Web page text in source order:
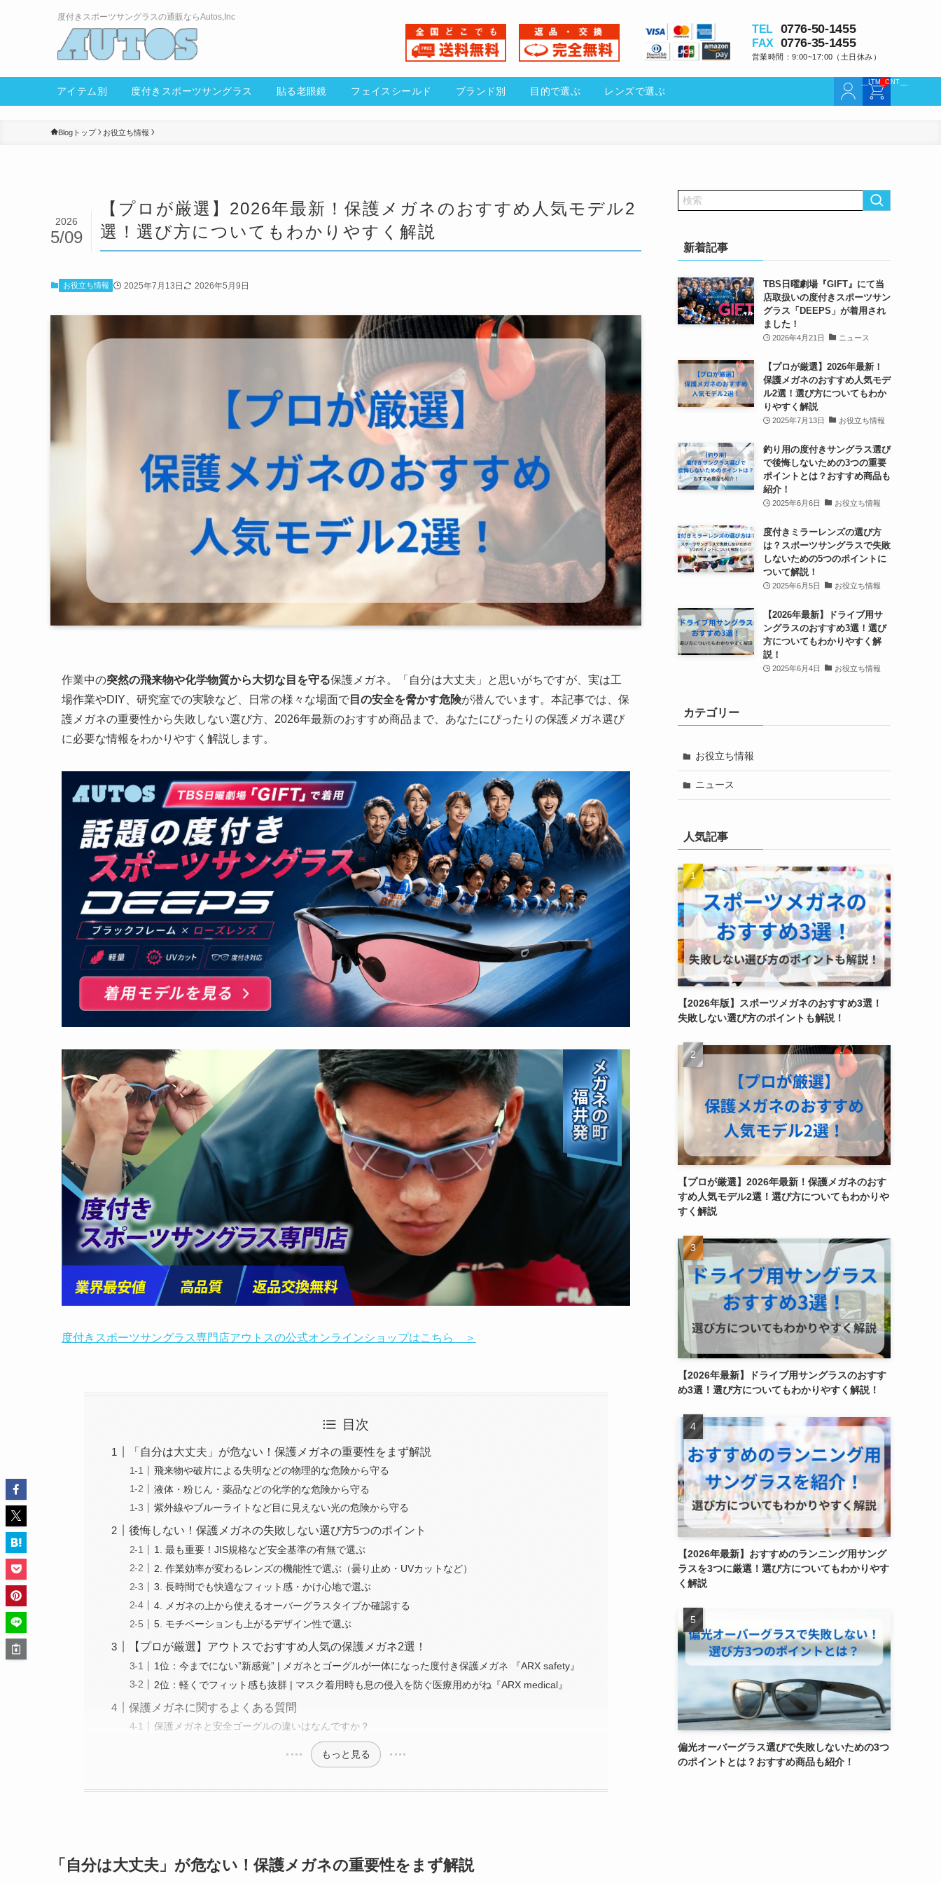
度付きスポーツサングラスの通販ならAutos,Inc
TEL
FAX
営業時間：9:00~17:00（
Blogトップ お役立ち情報
【プロが厳選】2026年最新！保護メガネのおすすめ人気モデル2
選！選び方についてもわかりやすく解説
2026
5/09
お役立ち情報 2025年7月13日 2026年5月9日
作業中の突然の飛来物や化学物質から大切な目を守る保護メガネ。「自分は大丈夫」と思いがちですが、実は工
場作業やDIY、研究室での実験など、日常の様々な場面で 目の安全を脅かす危険が潜んでいます。本記事では、保
護メガネの重要性から失敗しない選び方、2026年最新のおすすめ商品まで、あなたにぴったりの保護メガネ選び
に必要な情報をわかりやすく解説します。
度付きスポーツサングラス専門店アウトスの公式オンラインショップはこちら ＞
目次
「自分は大丈夫」が危ない！保護メガネの重要性をまず解説
飛来物や破片による失明などの物理的な危険から守る
液体・粉じん・薬品などの化学的な危険から守る
紫外線やブルーライトなど目に見えない光の危険から守る
後悔しない！保護メガネの失敗しない選び方5つのポイント
1. 最も重要！JIS規格など安全基準の有無で選ぶ
2. 作業効率が変わるレンズの機能性で選ぶ（曇り止め・UVカットなど）
3. 長時間でも快適なフィット感・かけ心地で選ぶ
4. メガネの上から使えるオーバーグラスタイプか確認する
5. モチベーションも上がるデザイン性で選ぶ
【プロが厳選】アウトスでおすすめ人気の保護メガネ2選！
1位：今までにない”新感覚” | メガネとゴーグルが一体になった度付き保護メガネ 『ARX safety』
2位：軽くでフィット感も抜群 | マスク着用時も息の侵入を防ぐ医療用めがね『ARX medical』
保護メガネに関するよくある質問
保護メガネと安全ゴーグルの違いはなんですか？
もっと見る
「自分は大丈夫」が危ない！保護メガネの重要性をまず解説
新着記事
TBS日曜劇場『GIFT』にて当
店取扱いの度付きスポーツサン
グラス「DEEPS」が着用され
ました！
2026年4月21日 ニュース
【プロが厳選】2026年最新！
保護メガネのおすすめ人気モデ
ル2選！選び方についてもわか
りやすく解説
2025年7月13日 お役立ち情報
釣り用の度付きサングラス選び
で後悔しないための3つの重要
ポイントとは？おすすめ商品も
紹介！
2025年6月6日 お役立ち情報
度付きミラーレンズの選び方
は？スポーツサングラスで失敗
しないための5つのポイントに
ついて解説！
2025年6月5日 お役立ち情報
【2026年最新】ドライブ用サ
ングラスのおすすめ3選！選び
方についてもわかりやすく解
説！
2025年6月4日 お役立ち情報
カテゴリー
お役立ち情報
ニュース
人気記事
【2026年版】スポーツメガネのおすすめ3選！
失敗しない選び方のポイントも解説！
【プロが厳選】2026年最新！保護メガネのおす
すめ人気モデル2選！選び方についてもわかりや
すく解説
【2026年最新】ドライブ用サングラスのおすす
め3選！選び方についてもわかりやすく解説！
【2026年最新】おすすめのランニング用サング
ラスを3つに厳選！選び方についてもわかりやす
く解説
偏光オーバーグラス選びで失敗しないための3つ
のポイントとは？おすすめ商品も紹介！